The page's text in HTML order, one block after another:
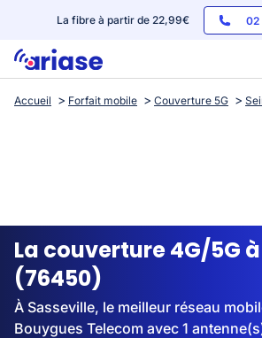
La fibre à partir de 22,99€ 02
Box internet
Streaming
Accueil Forfait mobile Couverture 5G
La couverture 4G/5G
(76450)
À Sasseville, le meilleur réseau
Bouygues Telecom avec 1